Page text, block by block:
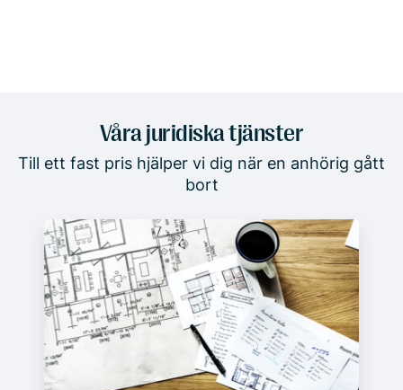
Våra juridiska tjänster
Till ett fast pris hjälper vi dig när en anhörig gått
bort